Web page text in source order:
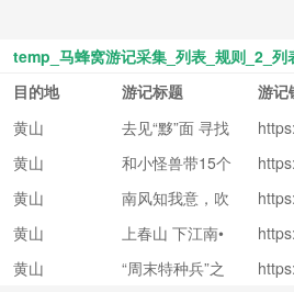
夏天
temp_马蜂窝游记采集_列表_规则_2_列
目的地
游记标题 游记
黄山
去见“黟”面 寻找
独属古徽州的江
南模样
黄山
和小怪兽带15个
月的奔奔+60岁
老爸老妈黄山游
黄山
南风知我意，吹
梦到徽州｜宏
村、南屏、西
递、西溪南
黄山
上春山 下江南•
我在黟县醉入一
场徽州梦
黄山
“周末特种兵”之